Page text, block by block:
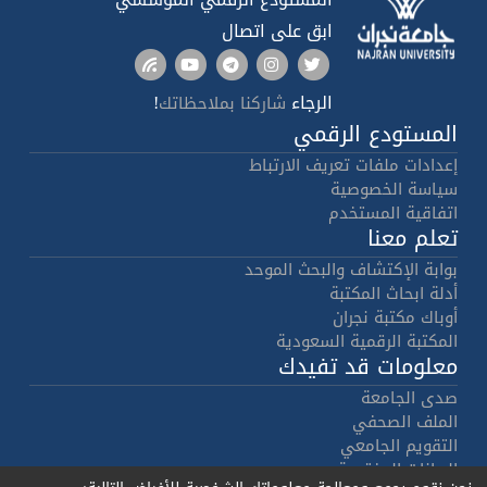
ابق على اتصال
الرجاء شاركنا بملاحظاتك!
المستودع الرقمي
إعدادات ملفات تعريف الارتباط
سياسة الخصوصية
اتفاقية المستخدم
تعلم معنا
بوابة الإكتشاف والبحث الموحد
أدلة ابحاث المكتبة
أوباك مكتبة نجران
المكتبة الرقمية السعودية
معلومات قد تفيدك
صدى الجامعة
الملف الصحفي
التقويم الجامعي
البيانات المفتوحة